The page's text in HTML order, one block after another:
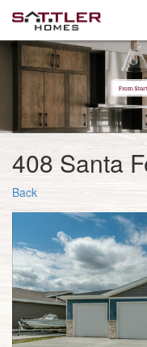
408 Santa
Back